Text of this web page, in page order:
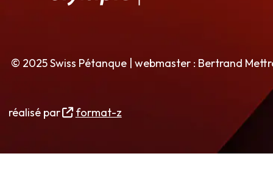
© 2025 Swiss Pétanque | webmaster : Bertrand
réalisé par format-z